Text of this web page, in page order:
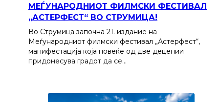
МЕЃУНАРОДНИОТ ФИЛМСКИ ФЕСТИВАЛ
„АСТЕРФЕСТ“ ВО СТРУМИЦА!
Во Струмица започна 21. издание на
Меѓународниот филмски фестивал „Астерфест“,
манифестација која повеќе од две децении
придонесува градот да се…